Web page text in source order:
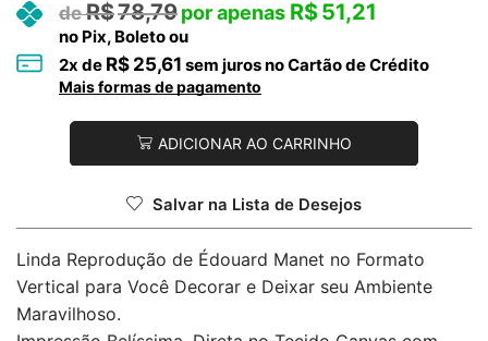
R$78,79 R$51,21
no Pix, Boleto ou
2x de R$ 25,61 sem juros no Cartão de Crédito
Mais formas de pagamento
ADICIONAR AO CARRINHO
Salvar na Lista de Desejos
Linda Reprodução de Édouard Manet no Formato
Vertical para Você Decorar e Deixar seu Ambiente
Maravilhoso.